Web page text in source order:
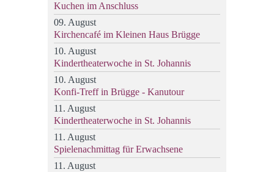
Kuchen im Anschluss
09. August
Kirchencafé im Kleinen Haus Brügge
10. August
Kindertheaterwoche in St. Johannis
10. August
Konfi-Treff in Brügge - Kanutour
11. August
Kindertheaterwoche in St. Johannis
11. August
Spielenachmittag für Erwachsene
11. August